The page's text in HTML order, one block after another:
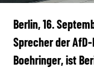
Berlin, 16.
Sprecher der
Boehringer, ist